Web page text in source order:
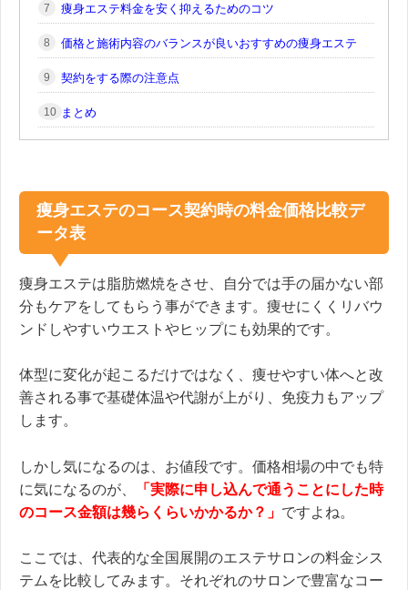
痩身エステ料金を安く抑えるためのコツ
価格と施術内容のバランスが良いおすすめの痩身エステ
契約をする際の注意点
まとめ
痩身エステのコース契約時の料金価格比較デ
ータ表
痩身エステは脂肪燃焼をさせ、自分では手の届かない部
分もケアをしてもらう事ができます。痩せにくくリバウ
ンドしやすいウエストやヒップにも効果的です。
体型に変化が起こるだけではなく、痩せやすい体へと改
善される事で基礎体温や代謝が上がり、免疫力もアップ
します。
しかし気になるのは、お値段です。価格相場の中でも特
に気になるのが、
「実際に申し込んで通うことにした時
のコース金額は幾らくらいかかるか？」 ですよね。
ここでは、代表的な全国展開のエステサロンの料金シス
テムを比較してみます。それぞれのサロンで豊富なコー